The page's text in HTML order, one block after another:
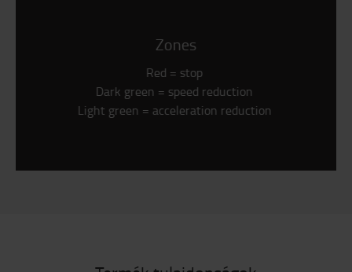
Zones
Red = stop
Dark green = speed reduction
Light green = acceleration reduction